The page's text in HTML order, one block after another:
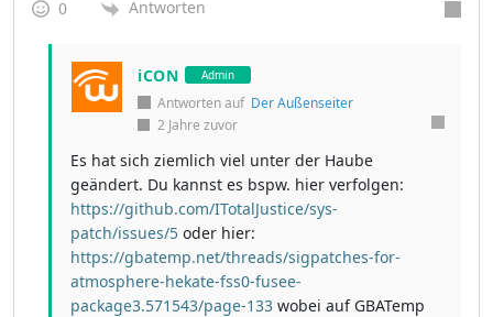
0 Antworten
iCON Admin
Antworten auf Der Außenseiter
2 Jahre zuvor
Es hat sich ziemlich viel unter der Haube
geändert. Du kannst es bspw. hier verfolgen:
https://github.com/ITotalJustice/sys-
patch/issues/5 oder hier:
https://gbatemp.net/threads/sigpatches-for-
atmosphere-hekate-fss0-fusee-
package3.571543/page-133 wobei auf GBATemp